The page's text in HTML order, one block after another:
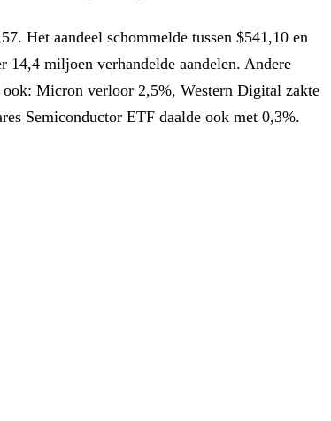
Het aandeel schommelde tussen $541,10 en
14,4 miljoen verhandelde aandelen. Andere
ook: Micron verloor 2,5%, Western Digital zakte
Semiconductor ETF daalde ook met 0,3%.